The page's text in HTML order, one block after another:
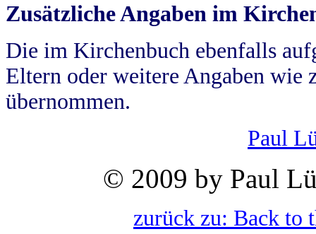
Zusätzliche Angaben im
Die im Kirchenbuch ebenfalls
Eltern oder weitere Angaben wie
übernommen.
Paul
© 2009 by Paul
zurück zu: Back to